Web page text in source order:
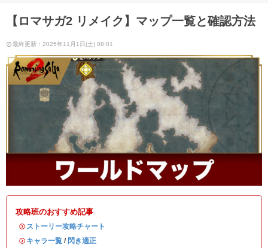
【ロマサガ2 リメイク】マップ一覧と確認方法
最終更新：2025年11月1日(土) 08:01
攻略班のおすすめ記事
・ ストーリー攻略チャート
・ キャラ一覧 / 閃き適正